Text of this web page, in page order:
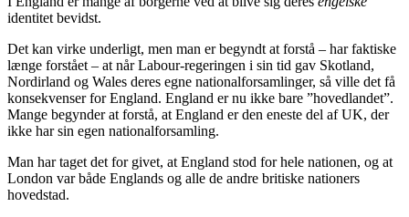
identitet bevidst.
Det kan virke underligt, men man er begyndt at forstå – har faktiske
længe forstået – at når Labour-regeringen i sin tid gav Skotland,
Nordirland og Wales deres egne nationalforsamlinger, så ville det få
konsekvenser for England. England er nu ikke bare ”hovedlandet”.
Mange begynder at forstå, at England er den eneste del af UK, der
ikke har sin egen nationalforsamling.
Man har taget det for givet, at England stod for hele nationen, og at
London var både Englands og alle de andre britiske nationers
hovedstad.